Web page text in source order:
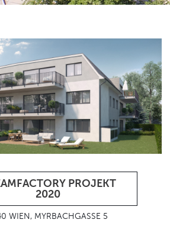
PROJEKT
2020
WIEN, MYRBACHGASSE 5